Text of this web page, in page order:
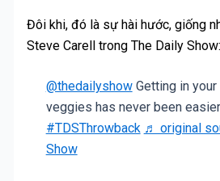
Đôi khi, đó là sự hài hước, giống
Steve Carell trong The Daily Show:
@thedailyshowGetting in
veggies has never been easier
#TDSThrowback ♬ original
Show